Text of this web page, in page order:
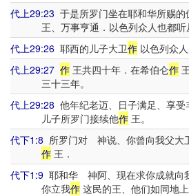
代上29:23 于是所罗门坐在耶和华所赐
王、万事亨通．以色列众人也都听
代上29:26 耶西的儿子大卫作 以色列众人
代上29:27 作 王共四十年．在希伯仑作
三十三年。
代上29:28 他年纪老迈、日子满足、享
儿子所罗门接续他作王。
代下1:8 所罗门对 神说、你曾向我父大
作王．
代下1:9 耶和华 神阿、现在求你成就向
你立我作这民的王、他们如同地上